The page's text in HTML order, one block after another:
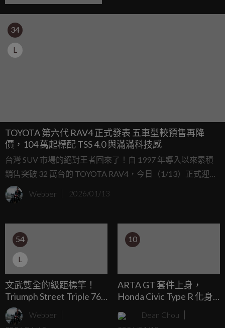
34
L
TOYOTA 第六代 RAV4 正式發表 五車型較預售再降
價，104 萬起標配 TSS 4.0 與滿滿科技感
台灣 SUV 市場的絕對王者回來了！自 1997 年導入以來累積
銷售突破 32 萬台的 TOYOTA RAV4，今日（1/13）正式迎來
第六代大改款車型發表。總代理和泰汽車這次展現極大誠
意，不僅一口氣導入三種風格外觀與內裝設定，更開出亮眼
款則皆較預售價-1萬元，誓言要再次席捲國內休旅車市場。
Webber 2026/01/13
54
L
文武雙全的級距標竿！
Triumph Street Triple 765
RS：細膩與狂暴並存的街
車完全體Webber
10
ARTA GT 套件上身，
Honda Civic Type R 化身
合法上路的賽道戰車
Dean Chou